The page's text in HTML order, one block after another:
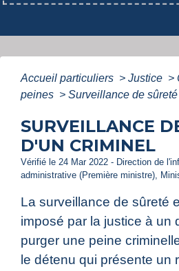
Accueil particuliers > Justice >
peines > Surveillance de
SURVEILLANCE
D'UN CRIMINEL
Vérifié le 24 Mar 2022 - Direction de
administrative (Première ministre),
La surveillance de sûreté
imposé par la justice à un
purger une peine
le détenu qui présente un